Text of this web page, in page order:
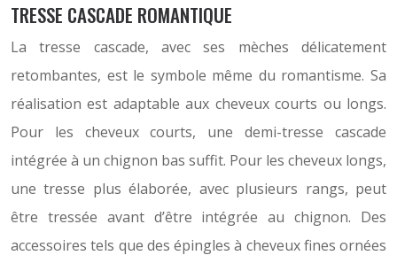
TRESSE CASCADE ROMANTIQUE
La tresse cascade, avec ses mèches délicatement
retombantes, est le symbole même du romantisme. Sa
réalisation est adaptable aux cheveux courts ou longs.
Pour les cheveux courts, une demi-tresse cascade
intégrée à un chignon bas suffit. Pour les cheveux longs,
une tresse plus élaborée, avec plusieurs rangs, peut
être tressée avant d’être intégrée au chignon. Des
accessoires tels que des épingles à cheveux fines ornées